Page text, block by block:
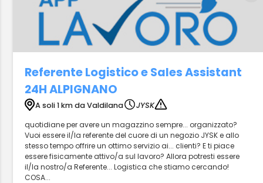
Referente Logistico e Sales Assistant
24H ALPIGNANO
A soli 1 km da Valdilana
JYSK
quotidiane per avere un magazzino sempre... organizzato?
Vuoi essere il/la referente del cuore di un negozio JYSK e allo
stesso tempo offrire un ottimo servizio ai... clienti? E ti piace
essere fisicamente attivo/a sul lavoro? Allora potresti essere
il/la nostro/a Referente... Logistica che stiamo cercando!
COSA...